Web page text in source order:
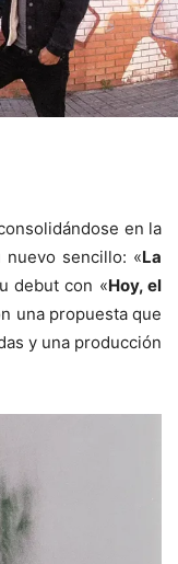
en la
sencillo: «La
debut con «Hoy, el
una propuesta que
y una producción